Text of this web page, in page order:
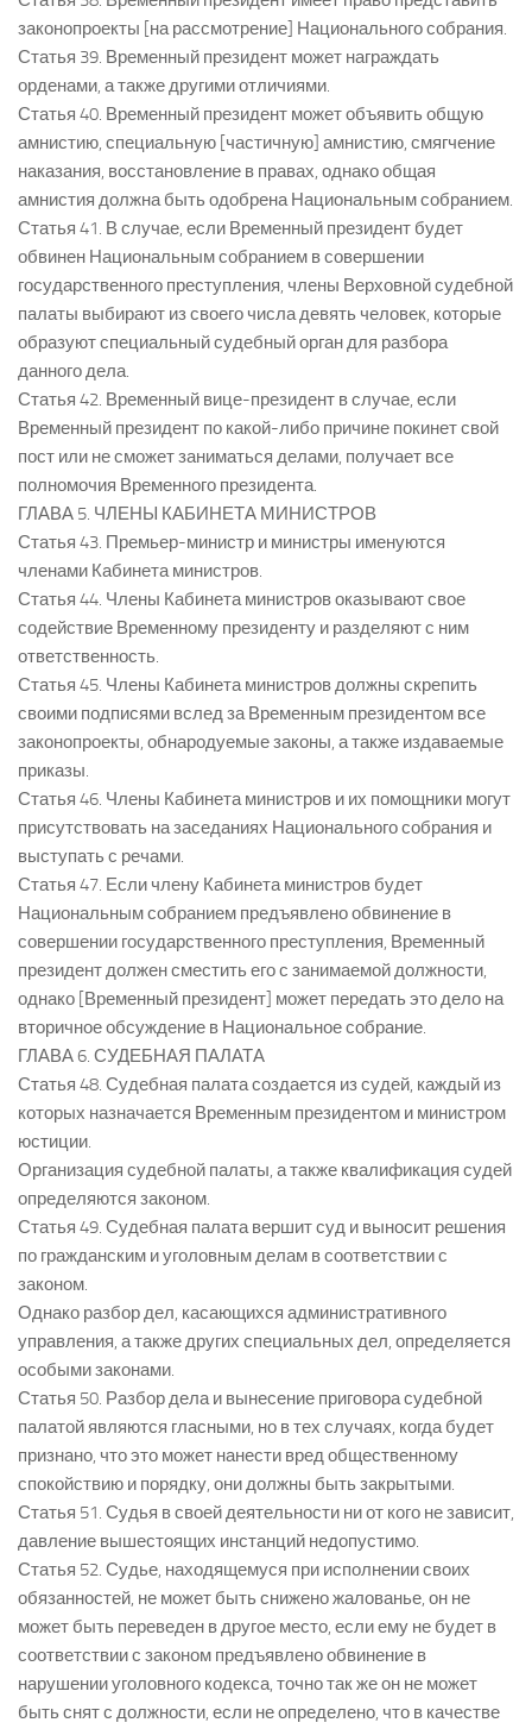
законопроекты [на рассмотрение] Национального собрания.
Статья 39. Временный президент может награждать
орденами, а также другими отличиями.
Статья 40. Временный президент может объявить общую
амнистию, специальную [частичную] амнистию, смягчение
наказания, восстановление в правах, однако общая
амнистия должна быть одобрена Национальным собранием.
Статья 41. В случае, если Временный президент будет
обвинен Национальным собранием в совершении
государственного преступления, члены Верховной судебной
палаты выбирают из своего числа девять человек, которые
образуют специальный судебный орган для разбора
данного дела.
Статья 42. Временный вице-президент в случае, если
Временный президент по какой-либо причине покинет свой
пост или не сможет заниматься делами, получает все
полномочия Временного президента.
ГЛАВА 5. ЧЛЕНЫ КАБИНЕТА МИНИСТРОВ
Статья 43. Премьер-министр и министры именуются
членами Кабинета министров.
Статья 44. Члены Кабинета министров оказывают свое
содействие Временному президенту и разделяют с ним
ответственность.
Статья 45. Члены Кабинета министров должны скрепить
своими подписями вслед за Временным президентом все
законопроекты, обнародуемые законы, а также издаваемые
приказы.
Статья 46. Члены Кабинета министров и их помощники могут
присутствовать на заседаниях Национального собрания и
выступать с речами.
Статья 47. Если члену Кабинета министров будет
Национальным собранием предъявлено обвинение в
совершении государственного преступления, Временный
президент должен сместить его с занимаемой должности,
однако [Временный президент] может передать это дело на
вторичное обсуждение в Национальное собрание.
ГЛАВА 6. СУДЕБНАЯ ПАЛАТА
Статья 48. Судебная палата создается из судей, каждый из
которых назначается Временным президентом и министром
юстиции.
Организация судебной палаты, а также квалификация судей
определяются законом.
Статья 49. Судебная палата вершит суд и выносит решения
по гражданским и уголовным делам в соответствии с
законом.
Однако разбор дел, касающихся административного
управления, а также других специальных дел, определяется
особыми законами.
Статья 50. Разбор дела и вынесение приговора судебной
палатой являются гласными, но в тех случаях, когда будет
признано, что это может нанести вред общественному
спокойствию и порядку, они должны быть закрытыми.
Статья 51. Судья в своей деятельности ни от кого не зависит,
давление вышестоящих инстанций недопустимо.
Статья 52. Судье, находящемуся при исполнении своих
обязанностей, не может быть снижено жалованье, он не
может быть переведен в другое место, если ему не будет в
соответствии с законом предъявлено обвинение в
нарушении уголовного кодекса, точно так же он не может
быть снят с должности, если не определено, что в качестве